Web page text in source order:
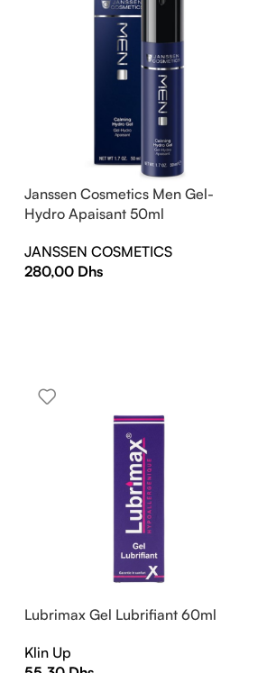
Janssen Cosmetics Men Gel-
Hydro Apaisant 50ml
JANSSEN COSMETICS
280,00 Dhs
Lubrimax Gel Lubrifiant 60ml
Klin Up